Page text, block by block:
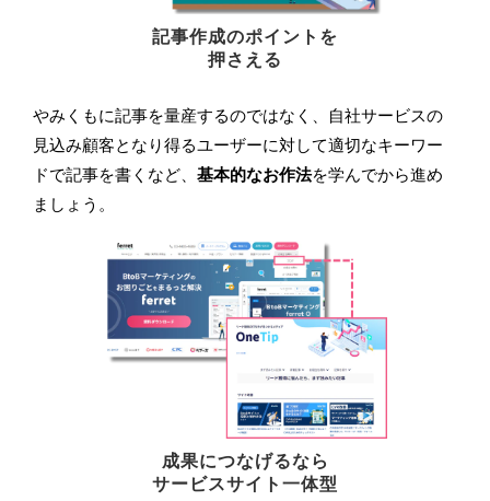
記事作成のポイントを
押さえる
やみくもに記事を量産するのではなく、自社サービスの
見込み顧客となり得るユーザーに対して適切なキーワー
ドで記事を書くなど、 基本的なお作法を学んでから進め
ましょう。
成果につなげるなら
サービスサイト一体型